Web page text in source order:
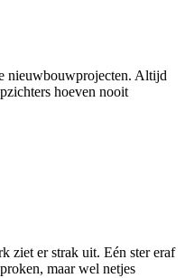
nieuwbouwprojecten. Altijd
hoeven nooit
ziet er strak uit. Eén ster eraf
maar wel netjes